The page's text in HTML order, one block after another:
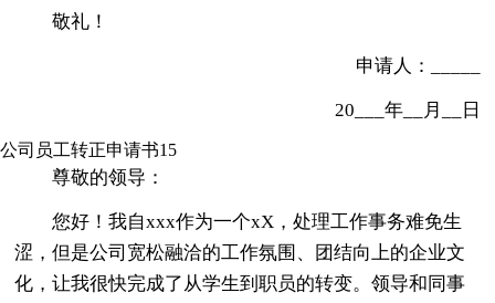
敬礼！
申请人：_____
20___年__月__日
公司员工转正申请书15
尊敬的领导：
您好！我自xxx作为一个xX，处理工作事务难免生
涩，但是公司宽松融洽的工作氛围、团结向上的企业文
化，让我很快完成了从学生到职员的转变。领导和同事